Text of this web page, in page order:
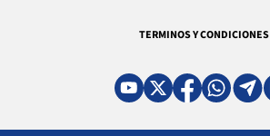
TERMINOS Y CONDICIONES